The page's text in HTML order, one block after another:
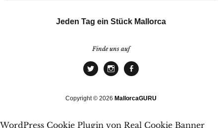
Jeden Tag ein Stück Mallorca
Finde uns auf
Copyright © 2026 MallorcaGURU
WordPress Cookie Plugin von Real Cookie Banner